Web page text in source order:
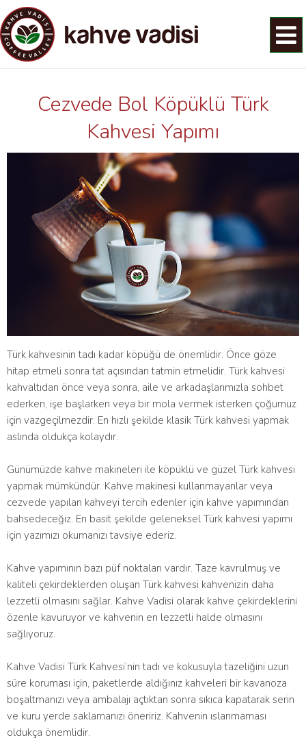
Cezvede Bol Köpüklü Türk
Kahvesi Yapımı
Türk kahvesinin tadı kadar köpüğü de önemlidir. Önce göze
hitap etmeli sonra tat açısından tatmin etmelidir. Türk kahvesi
kahvaltıdan önce veya sonra, aile ve arkadaşlarımızla sohbet
ederken, işe başlarken veya bir mola vermek isterken çoğumuz
için vazgeçilmezdir. En hızlı şekilde klasik Türk kahvesi yapmak
aslında oldukça kolaydır.
Günümüzde kahve makineleri ile köpüklü ve güzel Türk kahvesi
yapmak mümkündür. Kahve makinesi kullanmayanlar veya
cezvede yapılan kahveyi tercih edenler için kahve yapımından
bahsedeceğiz. En basit şekilde geleneksel Türk kahvesi yapımı
için yazımızı okumanızı tavsiye ederiz.
Kahve yapımının bazı püf noktaları vardır. Taze kavrulmuş ve
kaliteli çekirdeklerden oluşan Türk kahvesi kahvenizin daha
lezzetli olmasını sağlar. Kahve Vadisi olarak kahve çekirdeklerini
özenle kavuruyor ve kahvenin en lezzetli halde olmasını
sağlıyoruz.
Kahve Vadisi Türk Kahvesi’nin tadı ve kokusuyla tazeliğini uzun
süre koruması için, paketlerde aldığınız kahveleri bir kavanoza
boşaltmanızı veya ambalajı açtıktan sonra sıkıca kapatarak serin
ve kuru yerde saklamanızı öneririz. Kahvenin ıslanmaması
oldukça önemlidir.